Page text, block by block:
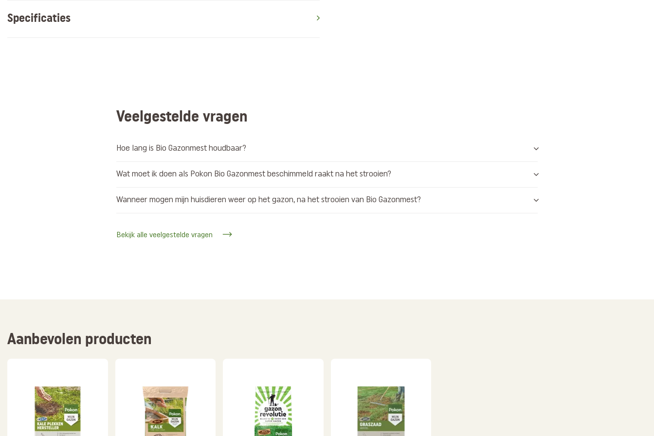
Specificaties
Veelgestelde vragen
Hoe lang is Bio Gazonmest houdbaar?
Wat moet ik doen als Pokon Bio Gazonmest beschimmeld raakt na het strooien?
Wanneer mogen mijn huisdieren weer op het gazon, na het strooien van Bio Gazonmest?
Bekijk alle veelgestelde vragen
Aanbevolen producten